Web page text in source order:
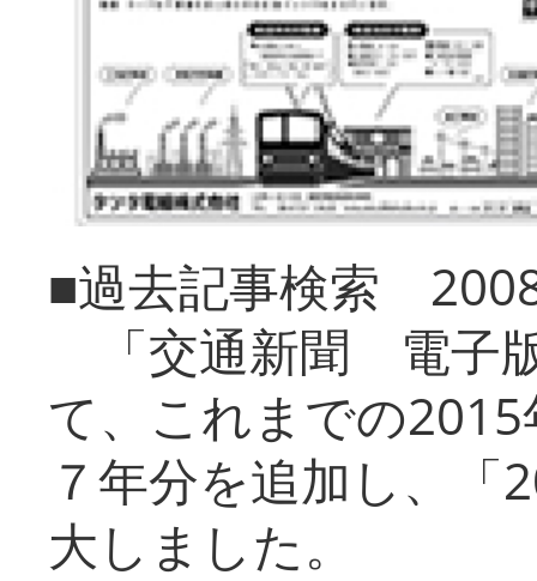
■過去記事検索
「交通新聞 電子
て、これまでの
７年分を追加し、「
大しまし